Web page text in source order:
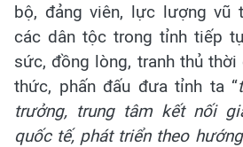
bộ, đảng viên, lực lượng vũ
các dân tộc trong tỉnh tiếp
sức, đồng lòng, tranh thủ
thức, phấn đấu đưa tỉnh ta “
trưởng, trung tâm kết nối
quốc tế, phát triển theo